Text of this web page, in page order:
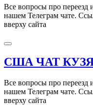
Все вопросы про
нашем Телеграм чате.
вверху сайта
США ЧАТ
Все вопросы про
нашем Телеграм чате.
вверху сайта